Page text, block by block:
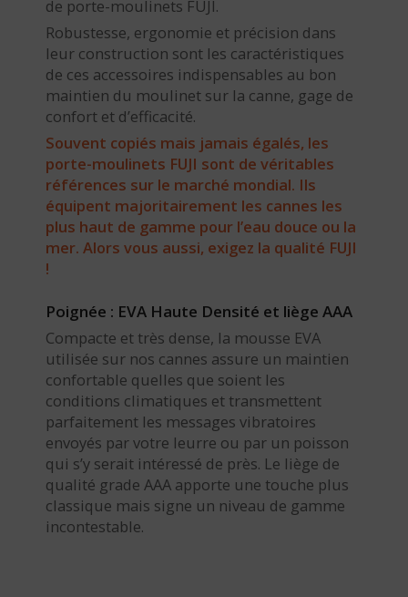
de porte-moulinets FUJI.
Robustesse, ergonomie et précision dans
leur construction sont les caractéristiques
de ces accessoires indispensables au bon
maintien du moulinet sur la canne, gage de
confort et d’efficacité.
Souvent copiés mais jamais égalés, les
porte-moulinets FUJI sont de véritables
références sur le marché mondial. Ils
équipent majoritairement les cannes les
plus haut de gamme pour l’eau douce ou la
mer. Alors vous aussi, exigez la qualité FUJI
!
Poignée : EVA Haute Densité et liège AAA
Compacte et très dense, la mousse EVA
utilisée sur nos cannes assure un maintien
confortable quelles que soient les
conditions climatiques et transmettent
parfaitement les messages vibratoires
envoyés par votre leurre ou par un poisson
qui s’y serait intéressé de près. Le liège de
qualité grade AAA apporte une touche plus
classique mais signe un niveau de gamme
incontestable.